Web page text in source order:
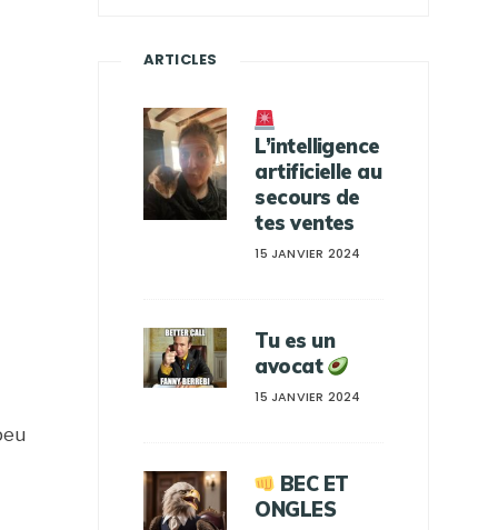
ARTICLES
L’intelligence
artificielle au
secours de
tes ventes
15 JANVIER 2024
Tu es un
avocat
15 JANVIER 2024
BEC ET
ONGLES